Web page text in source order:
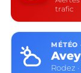
trafic
MÉTÉO
Rodez